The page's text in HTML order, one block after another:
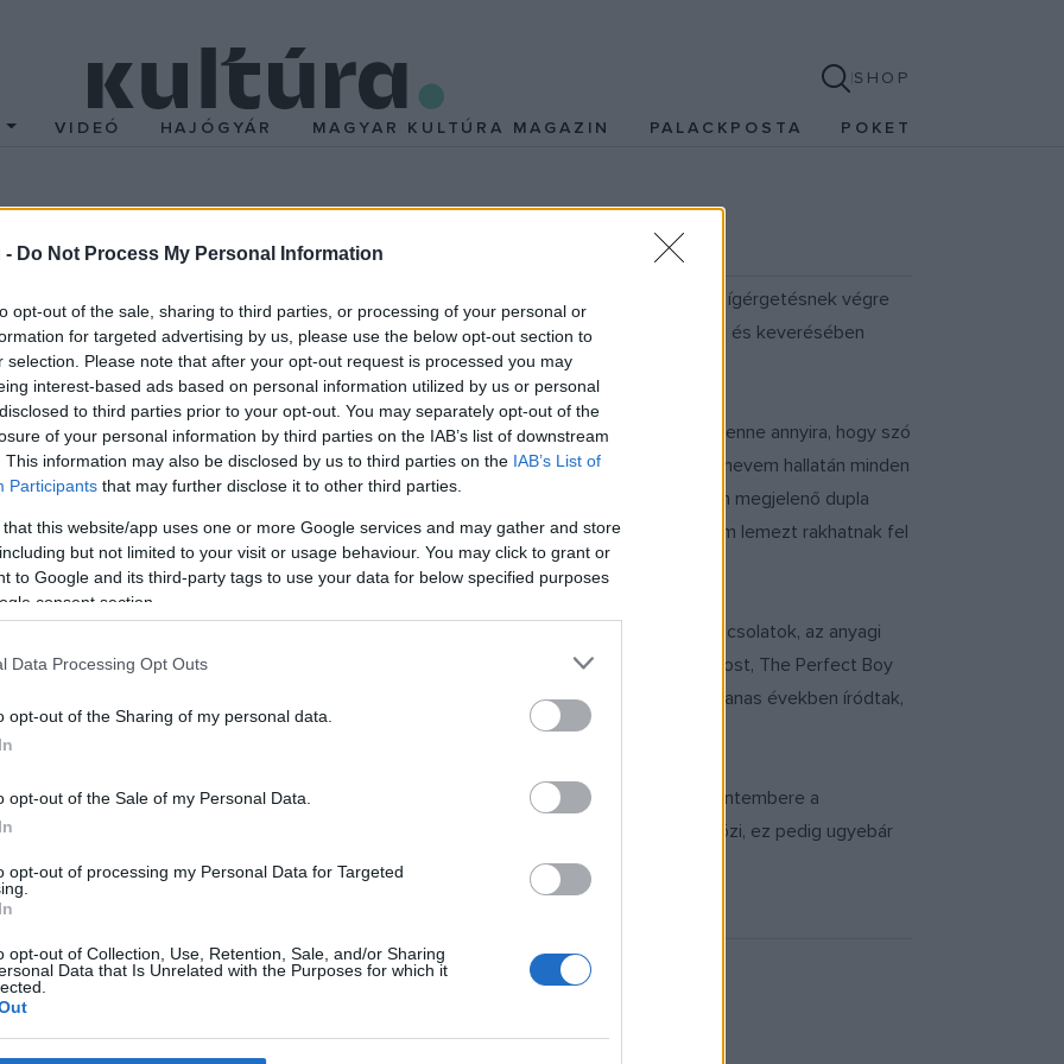
- Do Not Process My Personal Information
opt-out of the sale, sharing to third parties, or processing of your personal or
for targeted advertising by us, please use the below opt-out section to
selection. Please note that after your opt-out request is processed you may
interest-based ads based on personal information utilized by us or personal
to third parties prior to your opt-out. You may separately opt-out of the
of your personal information by third parties on the IAB’s list of downstream
This information may also be disclosed by us to third parties on the IAB’s List of
Participants that may further disclose it to other third parties.
that this website/app uses one or more Google services and may gather and store
but not limited to your visit or usage behaviour. You may click to grant or
to Google and its third-party tags to use your data for below specified purposes
consent section.
Data Processing Opt Outs
opt-out of the Sharing of my personal data.
opt-out of the Sale of my Personal Data.
opt-out of processing my Personal Data for Targeted
opt-out of Collection, Use, Retention, Sale, and/or Sharing
Data that Is Unrelated with the Purposes for which it
SHOP
VIDEÓ HAJÓGYÁR MAGYAR KULTÚRA MAGAZIN PALACKPOSTA POKET
tól
vezette Cure végre összeszedi magát és összerak egy albumra való anyagot. Az ígérgetésnek végre
a korong, méghozzá két verzióban. A dupla lemezes változatot Smith összeállításában és keverésében
dicséri majd.
Suretone/Geffen kiadó ennyi év után és ilyen karrierrel a háta mögött sem bízik meg benne annyira, hogy szó
dupla nagylemezére. "Naiv módon abba a hitbe ringattam magam, hogy a nevem hallatán minden
lesz" - nyilatkozta Smith a Billboardnak. A várhatóan csak limitált példányszámban megjelenő dupla
a szimpla, így az igazi elvetemülteknek csak két cd árát kell kiperkálniuk és máris három lemezt rakhatnak fel
letisztultak, dinamikusak lesznek; a dalok pedig olyan témákat boncolgatnak, mint kapcsolatok, az anyagi
belefér. Pár nótának már a címe is tudható: Lusting Here In Your Mind, The Hungry Ghost, The Perfect Boy
hogy Smith három olyan dalnak is helyet szorít az albumon, melyek eredetileg a nyolcvanas években íródtak,
megtartva, készen állnak a bemutatkozásra.
(ezt követően pedig nagy valószínűséggel európai) koncertturnéra induló banda frontembere a
Állítása szerint el akarta találni azt a hangzást, ami leginkább a lelkiállapotát tükrözi, ez pedig ugyebár